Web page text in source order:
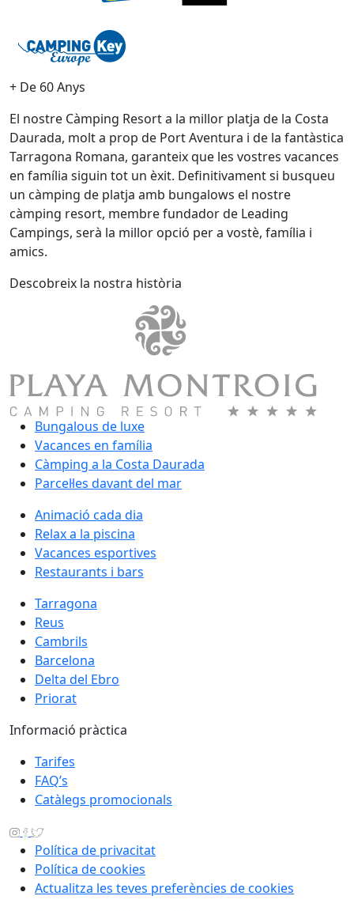
+ De 60 Anys
El nostre Càmping Resort a la millor platja de la Costa
Daurada, molt a prop de Port Aventura i de la fantàstica
Tarragona Romana, garanteix que les vostres vacances
en família siguin tot un èxit. Definitivament si busqueu
un càmping de platja amb bungalows el nostre
càmping resort, membre fundador de Leading
Campings, serà la millor opció per a vostè, família i
amics.
Descobreix la nostra història
Bungalous de luxe
Vacances en família
Càmping a la Costa Daurada
Parcel·les davant del mar
Animació cada dia
Relax a la piscina
Vacances esportives
Restaurants i bars
Tarragona
Reus
Cambrils
Barcelona
Delta del Ebro
Priorat
Informació pràctica
Tarifes
FAQ’s
Catàlegs promocionals
Política de privacitat
Política de cookies
Actualitza les teves preferències de cookies